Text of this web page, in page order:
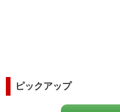
ピックアップ